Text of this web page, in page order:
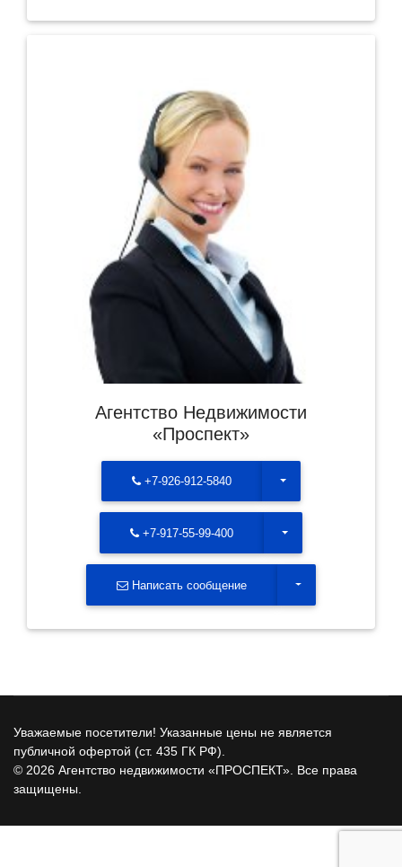
Агентство Недвижимости
«Проспект»
+7-926-912-5840 Toggle Dropdown
+7-917-55-99-400 Toggle Dropdown
Написать сообщение Toggle Dropdown
Уважаемые посетители! Указанные цены не является
публичной офертой (ст. 435 ГК РФ).
© 2026 Агентство недвижимости «ПРОСПЕКТ». Все права
защищены.